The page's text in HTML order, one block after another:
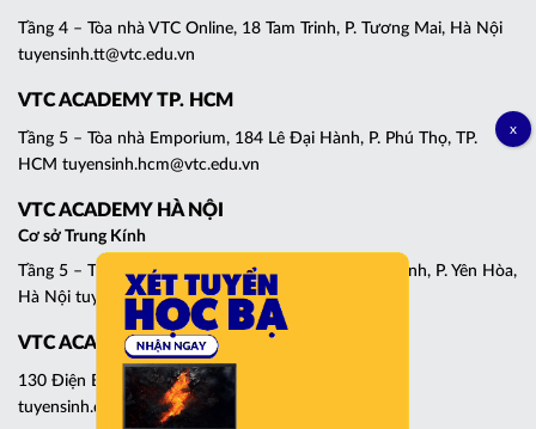
Tầng 4 – Tòa nhà VTC Online, 18 Tam Trinh, P. Tương Mai, Hà Nội
tuyensinh.tt@vtc.edu.vn
VTC ACADEMY TP. HCM
Tầng 5 – Tòa nhà Emporium, 184 Lê Đại Hành, P. Phú Thọ, TP.
HCM tuyensinh.hcm@vtc.edu.vn
VTC ACADEMY HÀ NỘI
Cơ sở Trung Kính
Tầng 5 – Tháp C, Tòa nhà Central Point, 219 Trung Kính, P. Yên Hòa,
Hà Nội tuyensinh.cg@vtc.edu.vn
VTC ACADEMY ĐÀ NẴNG
130 Điện Biên Phủ, P. Thanh Khê, Đà Nẵng
tuyensinh.dn@vtc.edu.vn